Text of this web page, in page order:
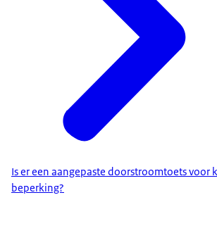
Is er een aangepaste doorstroomtoets voor
beperking?